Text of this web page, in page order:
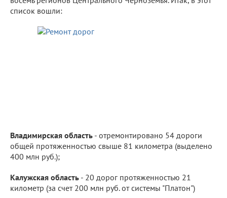
список вошли:
Владимирская область - отремонтировано 54 дороги
общей протяженностью свыше 81 километра (выделено
400 млн руб.);
Калужская область - 20 дорог протяженностью 21
километр (за счет 200 млн руб. от системы "Платон")